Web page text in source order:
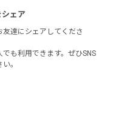
ェア
達にシェアしてくださ
も利用できます。ぜひSNS
。